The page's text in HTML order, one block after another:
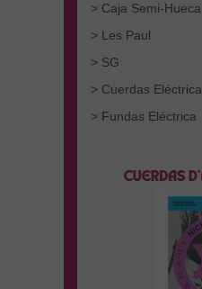
> Caja Semi-Hueca
> Les Paul
> SG
> Cuerdas Eléctrica
> Fundas Eléctrica